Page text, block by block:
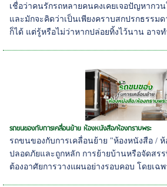
เชื่อว่าคนรักรถหลายคนคงเคยเจอปัญหากว
และมักจะคิดว่าเป็นเพียงคราบสกปรกธรรมด
ก็ได้ แต่รู้หรือไม่ว่าหากปล่อยทิ้งไว้นาน อาจ
รถขนของกับการเคลื่อนย้าย ห้องหนังสือ/ห้องกราบพระ
รถขนของกับการเคลื่อนย้าย "ห้องหนังสือ / ห้
ปลอดภัยและถูกหลัก การย้ายบ้านหรือจัดสร
ต้องอาศัยการวางแผนอย่างรอบคอบ โดยเฉ